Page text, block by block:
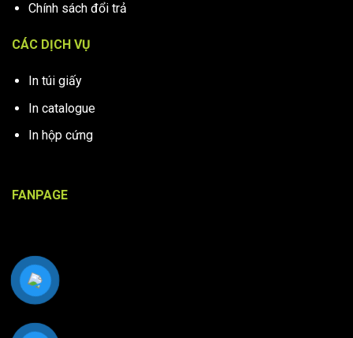
Chính sách đổi trả
CÁC DỊCH VỤ
In túi giấy
In catalogue
In hộp cứng
FANPAGE